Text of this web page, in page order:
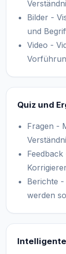
Bilder -
und
Video -
Quiz und
Fragen -
Berichte -
werden